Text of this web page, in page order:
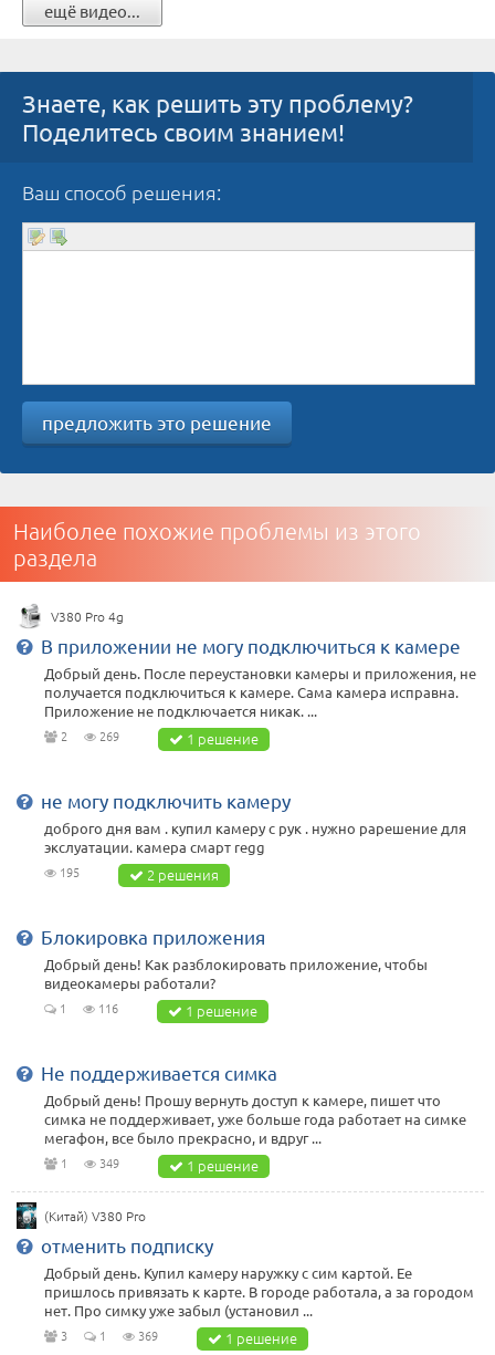
ещё видео...
Знаете, как решить эту проблему?
Поделитесь своим знанием!
Ваш способ решения:
предложить это решение
Наиболее похожие проблемы из этого
раздела
V380 Pro 4g
В приложении не могу подключиться к камере
Добрый день. После переустановки камеры и приложения, не
получается подключиться к камере. Сама камера исправна.
Приложение не подключается никак. ...
2 269 1 решение
не могу подключить камеру
доброго дня вам . купил камеру с рук . нужно рарешение для
экслуатации. камера смарт regg
195 2 решения
Блокировка приложения
Добрый день! Как разблокировать приложение, чтобы
видеокамеры работали?
1 116 1 решение
Не поддерживается симка
Добрый день! Прошу вернуть доступ к камере, пишет что
симка не поддерживает, уже больше года работает на симке
мегафон, все было прекрасно, и вдруг ...
1 349 1 решение
(Китай) V380 Pro
отменить подписку
Добрый день. Купил камеру наружку с сим картой. Ее
пришлось привязать к карте. В городе работала, а за городом
нет. Про симку уже забыл (установил ...
3 1 369 1 решение